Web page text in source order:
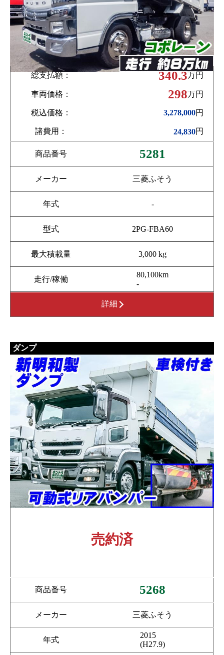
総支払額： 340.3万円
車両価格： 298万円
税込価格： 3,278,000円
諸費用： 24,830円
商品番号 5281
メーカー 三菱ふそう
年式 -
型式 2PG-FBA60
最大積載量 3,000 kg
走行/稼働
80,100km
-
詳細
ダンプ
売約済
商品番号 5268
メーカー 三菱ふそう
年式
2015
(H27.9)